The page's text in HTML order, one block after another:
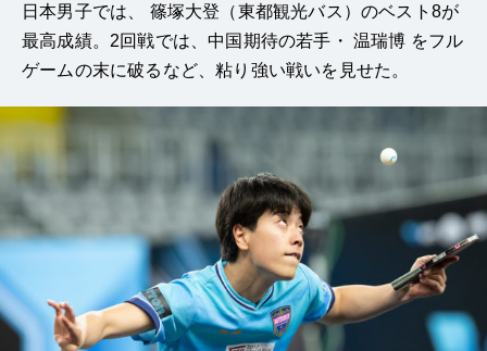
日本男子では、 篠塚大登 （東都観光バス）のベスト8が
最高成績。2回戦では、中国期待の若手・ 温瑞博 をフル
ゲームの末に破るなど、粘り強い戦いを見せた。